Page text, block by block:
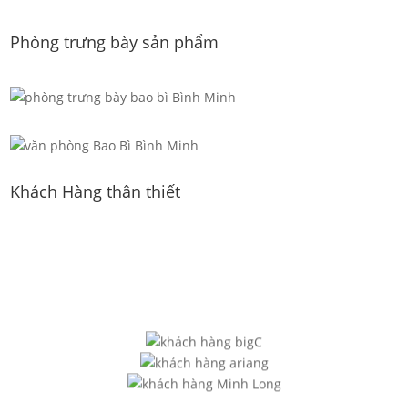
Phòng trưng bày sản phẩm
Khách Hàng thân thiết